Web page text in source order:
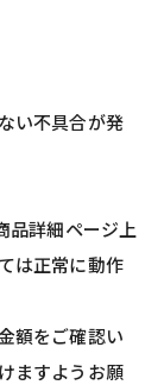
い不具合が発
品詳細ページ上
は正常に動作
額をご確認い
ますようお願